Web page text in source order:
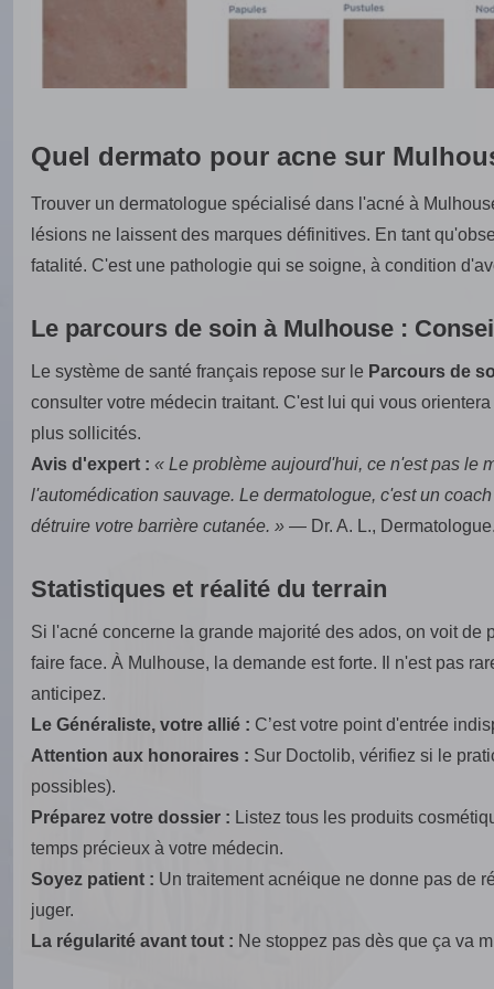
Quel dermato pour acne sur
Trouver un dermatologue spécialisé dans l'acné à
lésions ne laissent des marques définitives. En tant
fatalité. C'est une pathologie qui se soigne, à condition
Le parcours de soin à Mulhouse :
Le système de santé français repose sur le Parcours de
consulter votre médecin traitant. C'est lui qui vous
plus sollicités.
Avis d'expert : « Le problème aujourd'hui, ce n'est pas le
l'automédication sauvage. Le dermatologue, c'est un
détruire votre barrière cutanée. » — Dr. A. L.,
Statistiques et réalité du terrain
Si l'acné concerne la grande majorité des ados, on voit
faire face. À Mulhouse, la demande est forte. Il n'est pas
anticipez.
Le Généraliste, votre allié : C’est votre point d'entrée
Attention aux honoraires : Sur Doctolib, vérifiez si le
possibles).
Préparez votre dossier : Listez tous les produits
temps précieux à votre médecin.
Soyez patient : Un traitement acnéique ne donne pas de
juger.
La régularité avant tout : Ne stoppez pas dès que ça va